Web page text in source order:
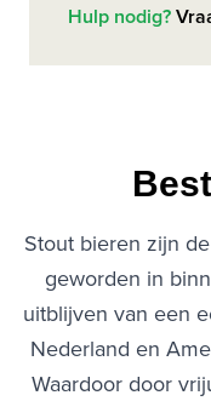
Hulp nodig?
Stout bieren zijn
geworden in
uitblijven van een
Nederland en
Waardoor door